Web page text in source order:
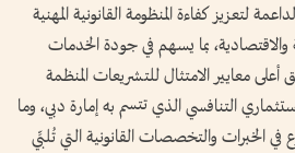
لتعزيز كفاءة المنظومة القانونية المهنية
والاقتصادية، بما يسهم في جودة الخدمات
أعلى معايير الامتثال للتشريعات المنظمة
التنافسي الذي تتسم به إمارة دبي، وما
الخبرات والتخصصات القانونية التي تُلبِّي